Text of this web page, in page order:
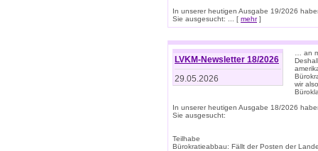
In unserer heutigen Ausgabe 19/2026
Sie ausgesucht: ... [ mehr]
LVKM-Newsletter 18/2026
29.05.2026
… an
wir
In unserer heutigen Ausgabe 18/2026
Sie ausgesucht:
Teilhabe
Bürokratieabbau: Fällt der Posten der